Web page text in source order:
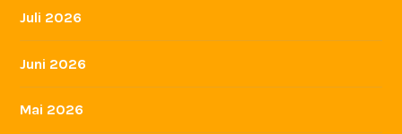
Juli 2026
Juni 2026
Mai 2026